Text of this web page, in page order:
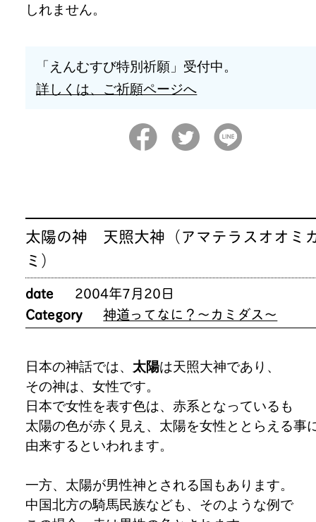
しれません。
「えんむすび特別祈願」受付中。
詳しくは、ご祈願ページへ
太陽の神 天照大神（アマテラスオオミ
ミ）
date
2004年7月20日
Category
神道ってなに？～カミダス～
日本の神話では、 太陽は天照大神であり、
その神は、女性です。
日本で女性を表す色は、赤系となっているも
太陽の色が赤く見え、太陽を女性ととらえる事
由来するといわれます。
一方、太陽が男性神とされる国もあります。
中国北方の騎馬民族なども、そのような例で